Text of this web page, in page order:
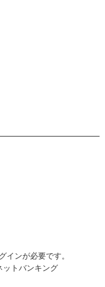
ンが必要です。
ットバンキング